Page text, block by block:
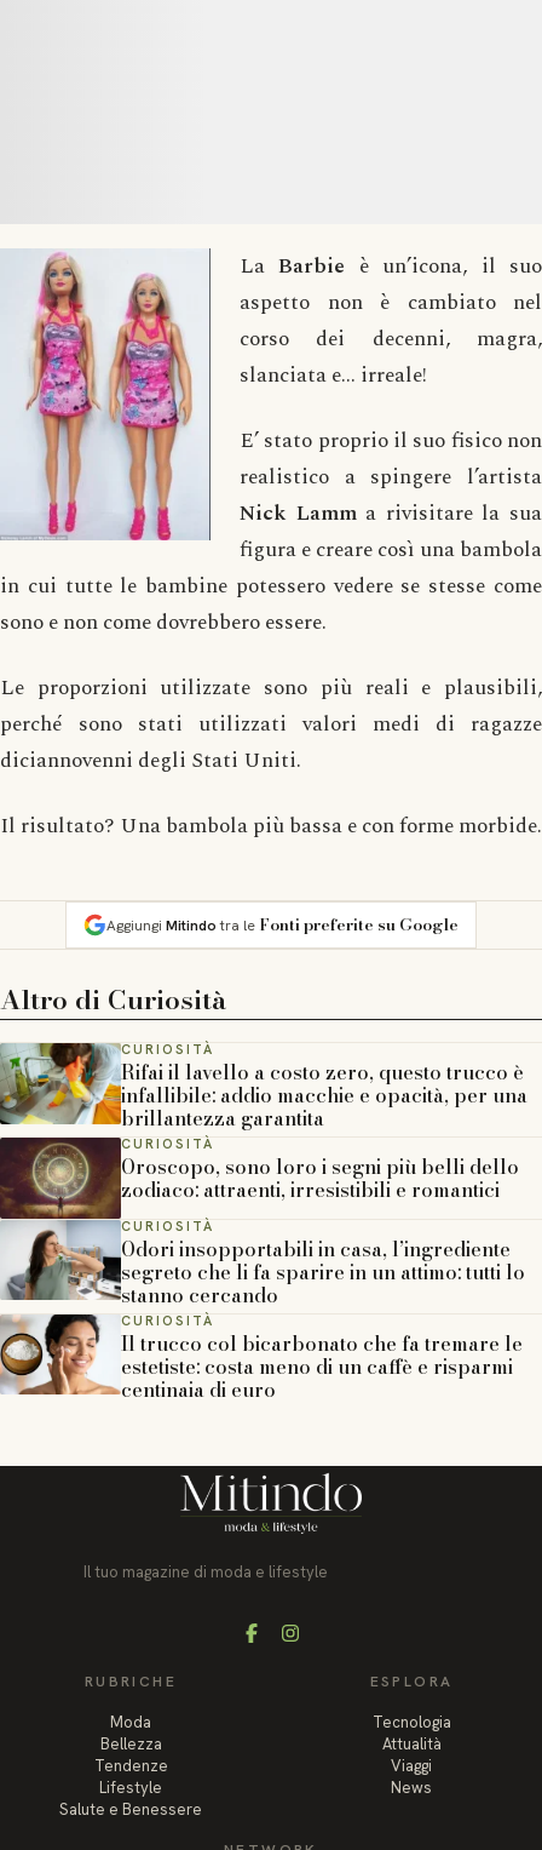
LaBarbie è un’icona, il suo
aspetto non è cambiato nel
corso dei decenni, magra,
slanciata e… irreale!
E’ stato proprio il suo fisico non
realistico a spingere l’artista
Nick Lamma rivisitare la sua
figura e creare così una bambola
in cui tutte le bambine potessero vedere se stesse come
sono e non come dovrebbero essere.
Le proporzioni utilizzate sono più reali e plausibili,
perché sono stati utilizzati valori medi di ragazze
diciannovenni degli Stati Uniti.
Il risultato? Una bambola più bassa e con forme morbide.
Aggiungi Mitindotra le Fonti preferite su Google
Altro di Curiosità
CURIOSITÀ
Rifai il lavello a costo zero, questo trucco è
infallibile: addio macchie e opacità, per una
brillantezza garantita
CURIOSITÀ
Oroscopo, sono loro i segni più belli dello
zodiaco: attraenti, irresistibili e romantici
CURIOSITÀ
Odori insopportabili in casa, l’ingrediente
segreto che li fa sparire in un attimo: tutti lo
stanno cercando
CURIOSITÀ
Il trucco col bicarbonato che fa tremare le
estetiste: costa meno di un caffè e risparmi
centinaia di euro
Il tuo magazine di moda e lifestyle
FacebookInstagram
RUBRICHE
Moda
Bellezza
Tendenze
Lifestyle
Salute e Benessere
ESPLORA
Tecnologia
Attualità
Viaggi
News